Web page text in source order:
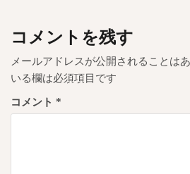
ゲ
ー
シ
ョ
コメントを残す
メールアドレスが公開されることはあ
いる欄は必須項目です
コメント *